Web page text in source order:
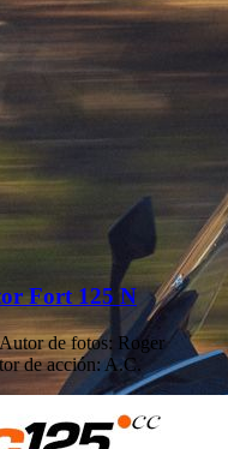
Fort 125 N
Autor de fotos: Roger
de acción:A.C.